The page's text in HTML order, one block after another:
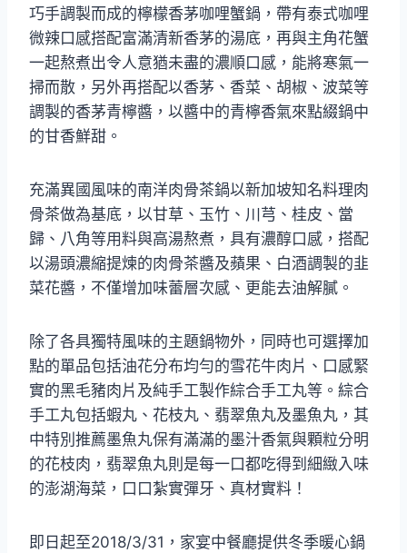
巧手調製而成的檸檬香茅咖哩蟹鍋，帶有泰式咖哩
微辣口感搭配富滿清新香茅的湯底，再與主角花蟹
一起熬煮出令人意猶未盡的濃順口感，能將寒氣一
掃而散，另外再搭配以香茅、香菜、胡椒、波菜等
調製的香茅青檸醬，以醬中的青檸香氣來點綴鍋中
的甘香鮮甜。
充滿異國風味的南洋肉骨茶鍋以新加坡知名料理肉
骨茶做為基底，以甘草、玉竹、川芎、桂皮、當
歸、八角等用料與高湯熬煮，具有濃醇口感，搭配
以湯頭濃縮提煉的肉骨茶醬及蘋果、白酒調製的韭
菜花醬，不僅增加味蕾層次感、更能去油解膩。
除了各具獨特風味的主題鍋物外，同時也可選擇加
點的單品包括油花分布均勻的雪花牛肉片、口感緊
實的黑毛豬肉片及純手工製作綜合手工丸等。綜合
手工丸包括蝦丸、花枝丸、翡翠魚丸及墨魚丸，其
中特別推薦墨魚丸保有滿滿的墨汁香氣與顆粒分明
的花枝肉，翡翠魚丸則是每一口都吃得到細緻入味
的澎湖海菜，口口紮實彈牙、真材實料！
即日起至2018/3/31，家宴中餐廳提供冬季暖心鍋